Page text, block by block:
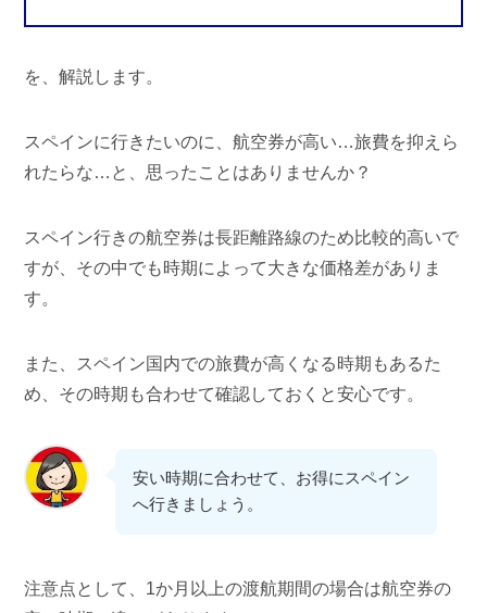
を、解説します。
スペインに行きたいのに、航空券が高い…旅費を抑えら
れたらな…と、思ったことはありませんか？
スペイン行きの航空券は長距離路線のため比較的高いで
すが、その中でも時期によって大きな価格差がありま
す。
また、スペイン国内での旅費が高くなる時期もあるた
め、その時期も合わせて確認しておくと安心です。
安い時期に合わせて、お得にスペイン
へ行きましょう。
注意点として、1か月以上の渡航期間の場合は航空券の